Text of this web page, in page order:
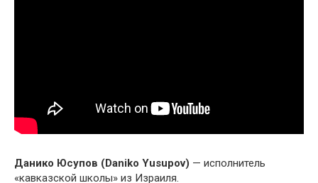
Данико Юсупов (Daniko Yusupov) — исполнитель
«кавказской школы» из Израиля.